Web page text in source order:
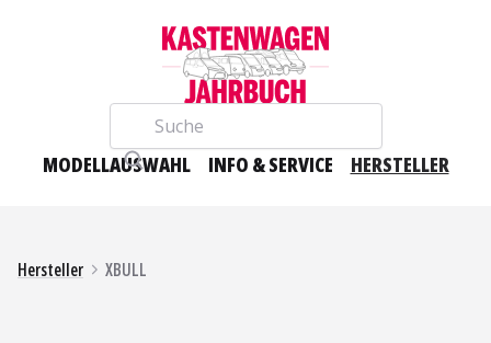
Suche
MODELLAUSWAHL INFO & SERVICE HERSTELLER
Hersteller XBULL